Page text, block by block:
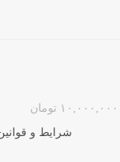
شرایط و